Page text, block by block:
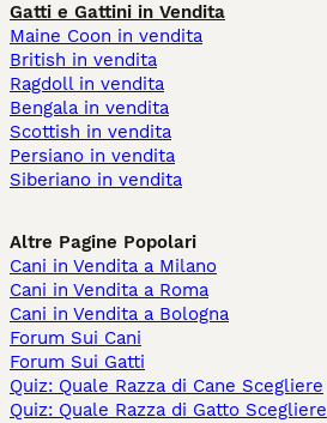
Gatti e Gattini in Vendita
Maine Coon in vendita
British in vendita
Ragdoll in vendita
Bengala in vendita
Scottish in vendita
Persiano in vendita
Siberiano in vendita
Altre Pagine Popolari
Cani in Vendita a Milano
Cani in Vendita a Roma
Cani in Vendita a Bologna
Forum Sui Cani
Forum Sui Gatti
Quiz: Quale Razza di Cane Scegliere
Quiz: Quale Razza di Gatto Scegliere